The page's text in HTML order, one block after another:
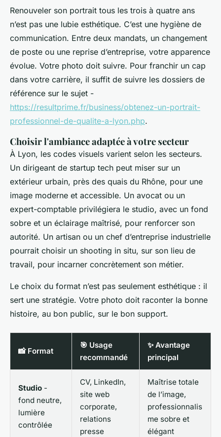
Renouveler son portrait tous les trois à quatre ans
n’est pas une lubie esthétique. C’est une hygiène de
communication. Entre deux mandats, un changement
de poste ou une reprise d’entreprise, votre apparence
évolue. Votre photo doit suivre. Pour franchir un cap
dans votre carrière, il suffit de suivre les dossiers de
référence sur le sujet -
https://resultprime.fr/business/obtenez-un-portrait-
professionnel-de-qualite-a-lyon.php.
Choisir l'ambiance adaptée à votre secteur
À Lyon, les codes visuels varient selon les secteurs.
Un dirigeant de startup tech peut miser sur un
extérieur urbain, près des quais du Rhône, pour une
image moderne et accessible. Un avocat ou un
expert-comptable privilégiera le studio, avec un fond
sobre et un éclairage maîtrisé, pour renforcer son
autorité. Un artisan ou un chef d’entreprise industrielle
pourrait choisir un shooting in situ, sur son lieu de
travail, pour incarner concrètement son métier.
Le choix du format n’est pas seulement esthétique : il
sert une stratégie. Votre photo doit raconter la bonne
histoire, au bon public, sur le bon support.
📸 Format
🎯 Usage
recommandé
✨ Avantage
principal
Studio -
fond neutre,
lumière
contrôlée
CV, LinkedIn,
site web
corporate,
relations
presse
Maîtrise totale
de l’image,
professionnalis
me sobre et
élégant